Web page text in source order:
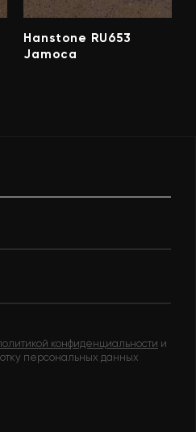
Hanstone RU653
Jamoca
конфиденциальности и
персональных данных